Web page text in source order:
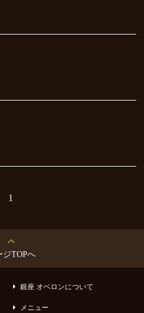
1
ジTOPへ
銀座 オベロンについて
メニュー